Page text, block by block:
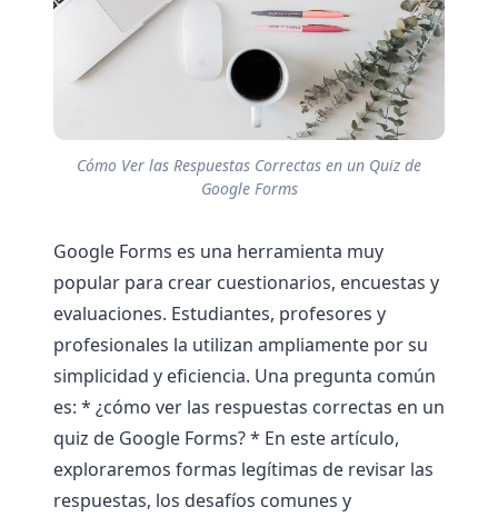
Cómo Ver las Respuestas Correctas en un Quiz de
Google Forms
Google Forms es una herramienta muy
popular para crear cuestionarios, encuestas y
evaluaciones. Estudiantes, profesores y
profesionales la utilizan ampliamente por su
simplicidad y eficiencia. Una pregunta común
es: * ¿cómo ver las respuestas correctas en un
quiz de Google Forms? * En este artículo,
exploraremos formas legítimas de revisar las
respuestas, los desafíos comunes y